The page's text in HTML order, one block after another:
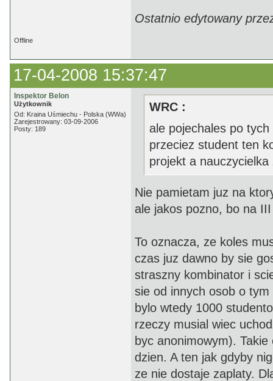
Ostatnio edytowany
Offline
17-04-2008 15:37:47
Inspektor Belon
Użytkownik
Od: Kraina Uśmiechu - Polska (WWa)
Zarejestrowany: 03-09-2006
Posty: 189
WRC :
ale pojechales po
przeciez student ten
projekt a
Nie pamietam juz na
ale jakos pozno, bo na
To oznacza, ze koles
czas juz dawno by sie
straszny kombinator i
sie od innych osob o
bylo wtedy 1000
rzeczy musial wiec
byc anonimowym).
dzien. A ten jak gdyby
ze nie dostaje zaplaty.